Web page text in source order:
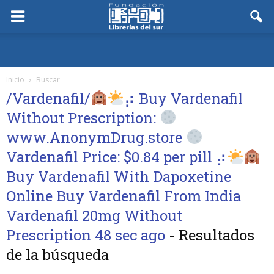
Inicio Buscar
/Vardenafil/
⡴ Buy Vardenafil
Without Prescription:
www.AnonymDrug.store
Vardenafil Price: $0.84 per pill ⡴
Buy Vardenafil With Dapoxetine
Online Buy Vardenafil From India
Vardenafil 20mg Without
Prescription 48 sec ago - Resultados
de la búsqueda